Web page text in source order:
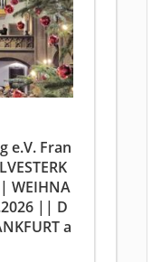
e.V. Fran
WEIHNA
|| D
a